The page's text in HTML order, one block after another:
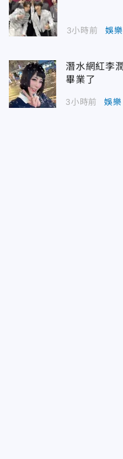
3小時前 娛樂
潛水網紅李
畢業了
3小時前 娛樂